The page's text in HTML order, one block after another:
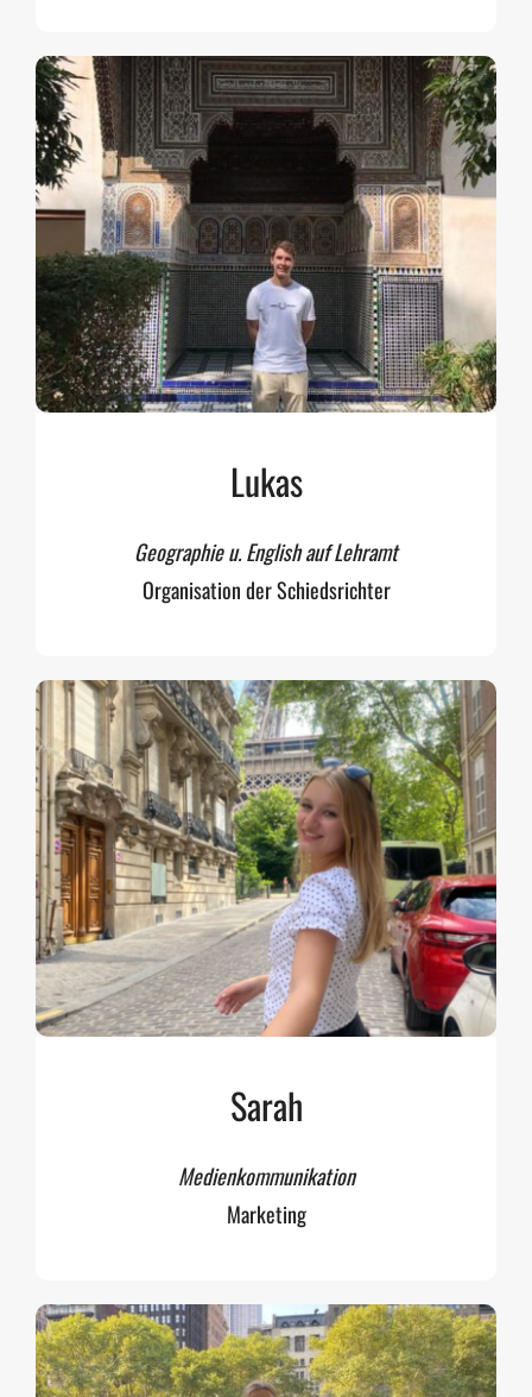
Lukas
Geographie u. English auf Lehramt
Organisation der Schiedsrichter
Sarah
Medienkommunikation
Marketing